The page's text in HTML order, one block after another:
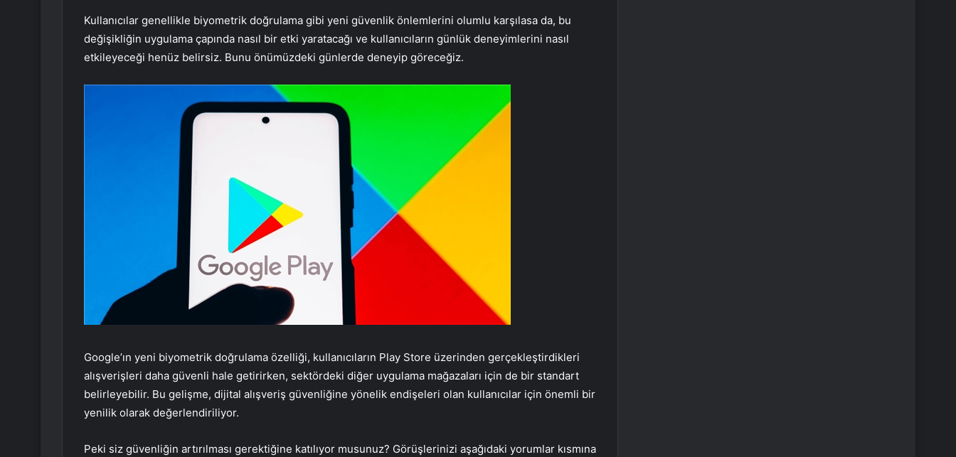
Kullanıcılar genellikle biyometrik doğrulama gibi yeni güvenlik önlemlerini olumlu karşılasa da, bu
değişikliğin uygulama çapında nasıl bir etki yaratacağı ve kullanıcıların günlük deneyimlerini nasıl
etkileyeceği henüz belirsiz. Bunu önümüzdeki günlerde deneyip göreceğiz.
Google’ın yeni biyometrik doğrulama özelliği, kullanıcıların Play Store üzerinden gerçekleştirdikleri
alışverişleri daha güvenli hale getirirken, sektördeki diğer uygulama mağazaları için de bir standart
belirleyebilir. Bu gelişme, dijital alışveriş güvenliğine yönelik endişeleri olan kullanıcılar için önemli bir
yenilik olarak değerlendiriliyor.
Peki siz güvenliğin artırılması gerektiğine katılıyor musunuz? Görüşlerinizi aşağıdaki yorumlar kısmına